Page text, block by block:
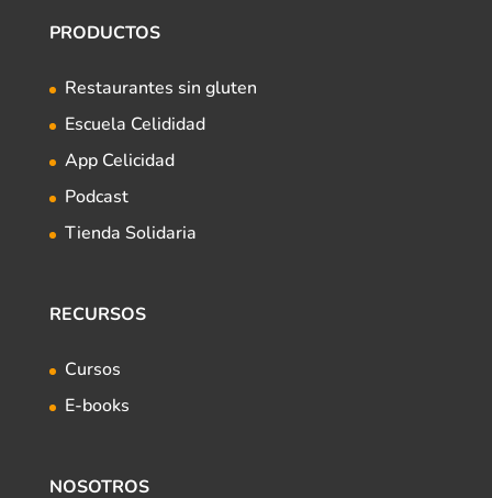
PRODUCTOS
Restaurantes sin gluten
Escuela Celididad
App Celicidad
Podcast
Tienda Solidaria
RECURSOS
Cursos
E-books
NOSOTROS